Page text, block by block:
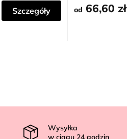
Szczegóły od 66,60 zł
Wysyłka
w ciągu 24 godzin